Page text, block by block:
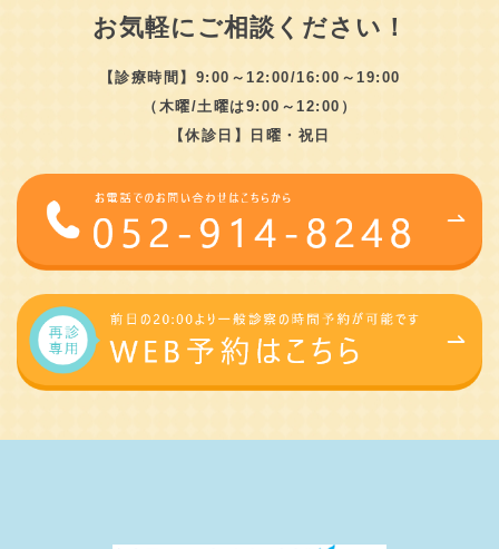
お気軽にご相談ください！
【診療時間】9:00～12:00/16:00～19:00
（木曜/土曜は9:00～12:00）
【休診日】日曜・祝日